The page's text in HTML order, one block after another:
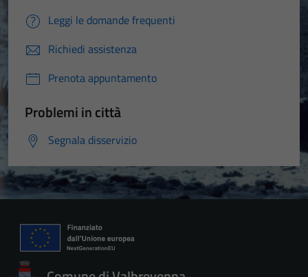
Leggi le domande frequenti
Richiedi assistenza
Prenota appuntamento
Problemi in città
Segnala disservizio